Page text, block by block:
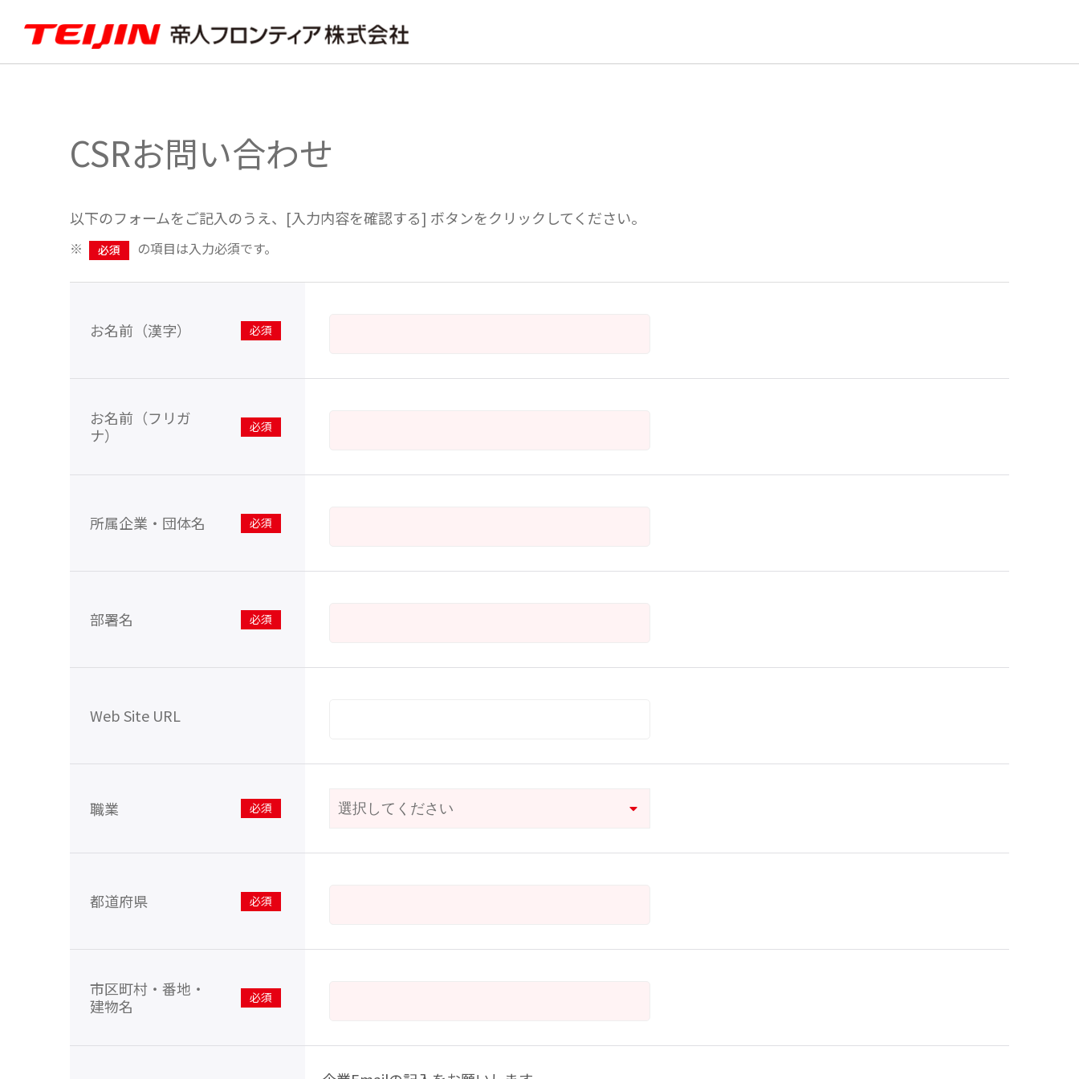
CSRお問い合わせ
以下のフォームをご記入のうえ、[入力内容を確認する] ボタンをクリックしてください。
※ 必須 の項目は入力必須です。
お名前（漢字）
お名前（フリガ
ナ）
所属企業・団体名
部署名
Web Site URL
職業
都道府県
市区町村・番地・
建物名